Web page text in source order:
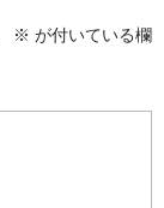
※ が付いている欄